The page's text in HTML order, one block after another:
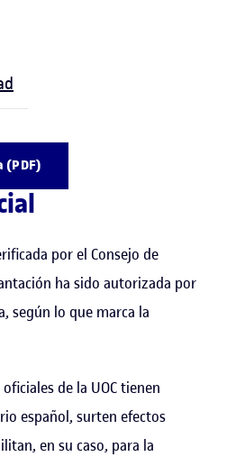
(PDF)
por el Consejo de
ha sido autorizada por
según lo que marca la
de la UOC tienen
español, surten efectos
en su caso, para la